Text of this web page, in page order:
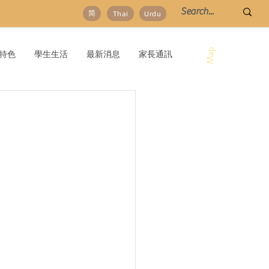
色 學生生活 最新消息 家長通訊 Map
Urdu
Thai
简